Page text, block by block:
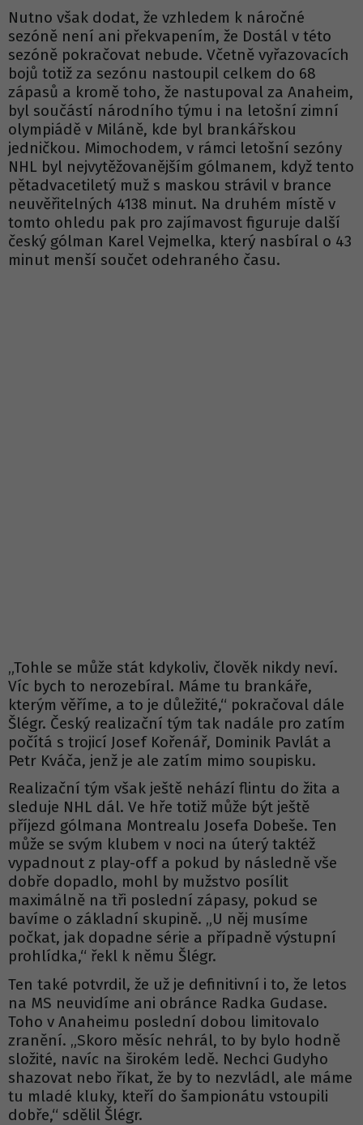
Nutno však dodat, že vzhledem k náročné
sezóně není ani překvapením, že Dostál v této
sezóně pokračovat nebude. Včetně vyřazovacích
bojů totiž za sezónu nastoupil celkem do 68
zápasů a kromě toho, že nastupoval za Anaheim,
byl součástí národního týmu i na letošní zimní
olympiádě v Miláně, kde byl brankářskou
jedničkou. Mimochodem, v rámci letošní sezóny
NHL byl nejvytěžovanějším gólmanem, když tento
pětadvacetiletý muž s maskou strávil v brance
neuvěřitelných 4138 minut. Na druhém místě v
tomto ohledu pak pro zajímavost figuruje další
český gólman Karel Vejmelka, který nasbíral o 43
minut menší součet odehraného času.
„Tohle se může stát kdykoliv, člověk nikdy neví.
Víc bych to nerozebíral. Máme tu brankáře,
kterým věříme, a to je důležité,“ pokračoval dále
Šlégr. Český realizační tým tak nadále pro zatím
počítá s trojicí Josef Kořenář, Dominik Pavlát a
Petr Kváča, jenž je ale zatím mimo soupisku.
Realizační tým však ještě nehází flintu do žita a
sleduje NHL dál. Ve hře totiž může být ještě
příjezd gólmana Montrealu Josefa Dobeše. Ten
může se svým klubem v noci na úterý taktéž
vypadnout z play-off a pokud by následně vše
dobře dopadlo, mohl by mužstvo posílit
maximálně na tři poslední zápasy, pokud se
bavíme o základní skupině. „U něj musíme
počkat, jak dopadne série a případně výstupní
prohlídka,“ řekl k němu Šlégr.
Ten také potvrdil, že už je definitivní i to, že letos
na MS neuvidíme ani obránce Radka Gudase.
Toho v Anaheimu poslední dobou limitovalo
zranění. „Skoro měsíc nehrál, to by bylo hodně
složité, navíc na širokém ledě. Nechci Gudyho
shazovat nebo říkat, že by to nezvládl, ale máme
tu mladé kluky, kteří do šampionátu vstoupili
dobře,“ sdělil Šlégr.